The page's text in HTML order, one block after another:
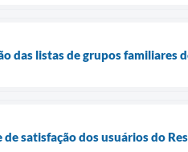
das listas de grupos familiares
satisfação dos usuários do